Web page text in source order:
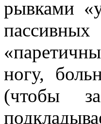
рывками
ногу,
(чтобы